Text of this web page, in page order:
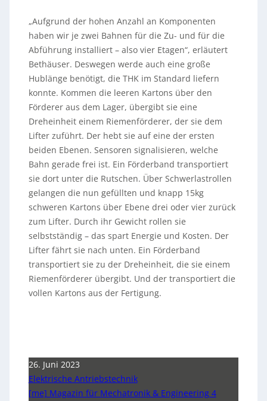
„Aufgrund der hohen Anzahl an Komponenten
haben wir je zwei Bahnen für die Zu- und für die
Abführung installiert – also vier Etagen“, erläutert
Bethäuser. Deswegen werde auch eine große
Hublänge benötigt, die THK im Standard liefern
konnte. Kommen die leeren Kartons über den
Förderer aus dem Lager, übergibt sie eine
Dreheinheit einem Riemenförderer, der sie dem
Lifter zuführt. Der hebt sie auf eine der ersten
beiden Ebenen. Sensoren signalisieren, welche
Bahn gerade frei ist. Ein Förderband transportiert
sie dort unter die Rutschen. Über Schwerlastrollen
gelangen die nun gefüllten und knapp 15kg
schweren Kartons über Ebene drei oder vier zurück
zum Lifter. Durch ihr Gewicht rollen sie
selbstständig – das spart Energie und Kosten. Der
Lifter fährt sie nach unten. Ein Förderband
transportiert sie zu der Dreheinheit, die sie einem
Riemenförderer übergibt. Und der transportiert die
vollen Kartons aus der Fertigung.
26. Juni 2023
Elektrische Antriebstechnik
[me] Magazin für Mechatronik & Engineering 4